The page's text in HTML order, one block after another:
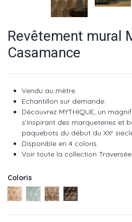
Revêtement mural
Casamance
Vendu au mètre.
Echantillon sur demande.
Découvrez MYTHIQUE, un
s'inspirant des marqueteries et
paquebots du début du XXᵉ
Disponible en 4 coloris.
Voir toute la collection Traversée.
Coloris
Chêne clair réf : 71771936
Pierre bleue réf : 71772038
Chêne foncé réf :
Carbone réf :